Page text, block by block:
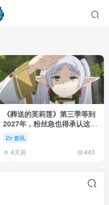
《葬送的芙莉莲》第三季等到
2027年，粉丝急也得承认这次
慢得有道理！
资讯
4天前 443